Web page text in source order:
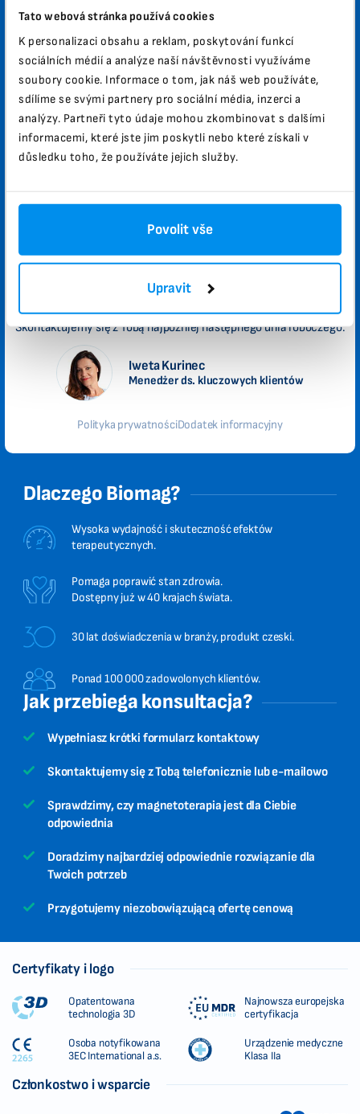
Tato webová stránka používá cookies
K personalizaci obsahu a reklam, poskytování funkcí
sociálních médií a analýze naší návštěvnosti využíváme
soubory cookie. Informace o tom, jak náš web používáte,
sdílíme se svými partnery pro sociální média, inzerci a
analýzy. Partneři tyto údaje mohou zkombinovat s dalšími
informacemi, které jste jim poskytli nebo které získali v
důsledku toho, že používáte jejich služby.
Povolit vše
Upravit
E-mail
Miasto Kod pocztowy
Kraj
Proszę o wysyłanie ofert promocyjnych i nowości.
Zgadzam się z zasadami ochrony danych osobowych.
Skontaktujemy się z Tobą najpóźniej następnego dnia roboczego.
Iweta Kurinec
Menedżer ds. kluczowych klientów
Polityka prywatnościDodatek informacyjny
Dlaczego Biomag?
Wysoka wydajność i skuteczność efektów
terapeutycznych.
Pomaga poprawić stan zdrowia.
Dostępny już w 40 krajach świata.
30 lat doświadczenia w branży, produkt czeski.
Ponad 100 000 zadowolonych klientów.
Jak przebiega konsultacja?
Wypełniasz krótki formularz kontaktowy
Skontaktujemy się z Tobą telefonicznie lub e-mailowo
Sprawdzimy, czy magnetoterapia jest dla Ciebie
odpowiednia
Doradzimy najbardziej odpowiednie rozwiązanie dla
Twoich potrzeb
Przygotujemy niezobowiązującą ofertę cenową
Certyfikaty i logo
Opatentowana
technologia 3D
Najnowsza europejska
certyfikacja
Osoba notyfikowana
3EC International a.s.
Urządzenie medyczne
Klasa IIa
Członkostwo i wsparcie